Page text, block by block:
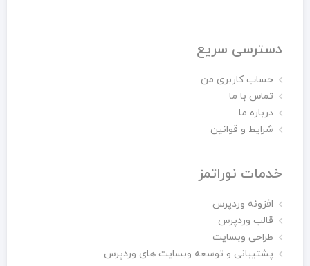
دسترسی سریع
حساب کاربری من
تماس با ما
درباره ما
شرایط و قوانین
خدمات نوراتمز
افزونه وردپرس
قالب وردپرس
طراحی وبسایت
پشتیبانی و توسعه وبسایت های وردپرس